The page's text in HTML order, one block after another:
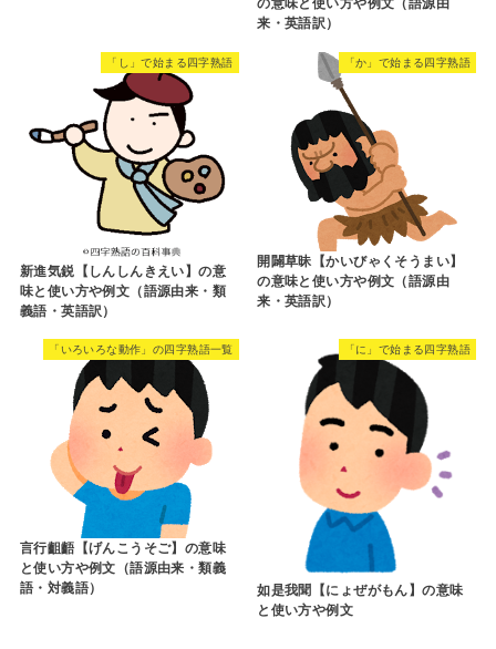
の意味と使い方や例文（語源由
来・英語訳）
「し」で始まる四字熟語
新進気鋭【しんしんきえい】の意
味と使い方や例文（語源由来・類
義語・英語訳）
「か」で始まる四字熟語
開闢草昧【かいびゃくそうまい】
の意味と使い方や例文（語源由
来・英語訳）
「いろいろな動作」の四字熟語一覧
言行齟齬【げんこうそご】の意味
と使い方や例文（語源由来・類義
語・対義語）
「に」で始まる四字熟語
如是我聞【にょぜがもん】の意味
と使い方や例文